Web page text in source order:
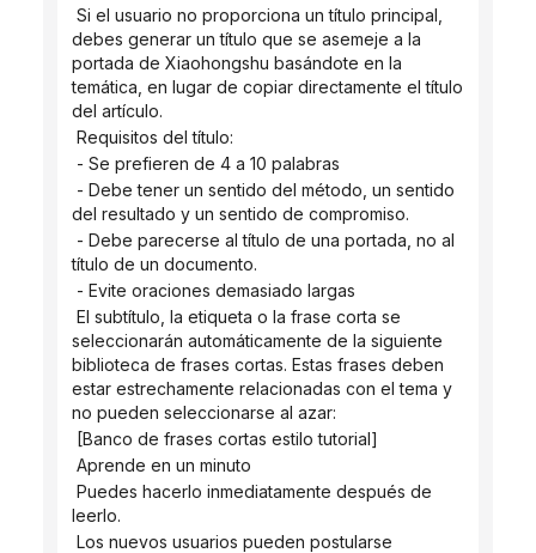
debes generar un título que se asemeje a la
portada de Xiaohongshu basándote en la
temática, en lugar de copiar directamente el título
del artículo.
Requisitos del título:
- Se prefieren de 4 a 10 palabras
del resultado y un sentido de compromiso.
título de un documento.
- Evite oraciones demasiado largas
seleccionarán automáticamente de la siguiente
biblioteca de frases cortas. Estas frases deben
estar estrechamente relacionadas con el tema y
no pueden seleccionarse al azar:
[Banco de frases cortas estilo tutorial]
Aprende en un minuto
leerlo.